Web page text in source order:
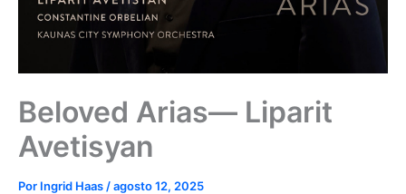
Beloved Arias— Liparit
Avetisyan
Por Ingrid Haas /agosto 12, 2025